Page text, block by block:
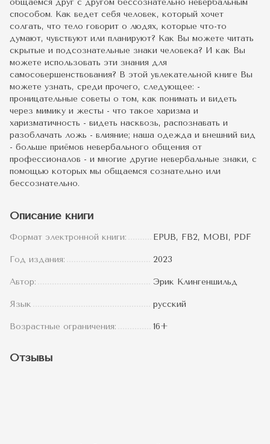
общаемся друг с другом бессознательно невербальным
способом. Как ведет себя человек, который хочет
солгать, что тело говорит о людях, которые что-то
думают, чувствуют или планируют? Как Вы можете читать
скрытые и подсознательные знаки человека? И как Вы
можете использовать эти знания для
самосовершенствования? В этой увлекательной книге Вы
можете узнать, среди прочего, следующее: -
проницательные советы о том, как понимать и видеть
через мимику и жесты - что такое харизма и
харизматичность - видеть насквозь, распознавать и
разоблачать ложь - влияние; наша одежда и внешний вид
- больше приёмов невербального общения от
профессионалов - и многие другие невербальные знаки, с
помощью которых мы общаемся сознательно или
бессознательно.
Описание книги
Формат электронной книги: EPUB, FB2, MOBI, PDF
Год издания: 2023
Автор: Эрик Клингеншильд
Язык русский
Возрастные ограничения: 16+
Отзывы